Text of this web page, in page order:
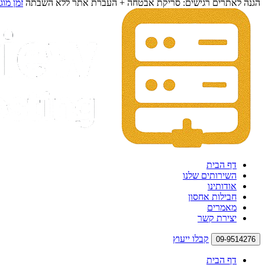
הגנה לאתרים רגישים: סריקת אבטחה + העברת אתר ללא השבתה זמן
דף הבית
השירותים שלנו
אודותינו
חבילות אחסון
מאמרים
יצירת קשר
09-9514276 קבלו ייעוץ
דף הבית